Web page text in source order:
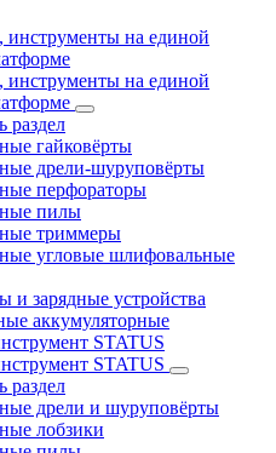
инструменты на единой
инструменты на единой
раздел
гайковёрты
дрели-шуруповёрты
перфораторы
пилы
триммеры
угловые шлифовальные
и зарядные устройства
аккумуляторные
STATUS
STATUS
раздел
дрели и шуруповёрты
лобзики